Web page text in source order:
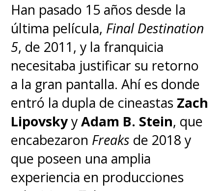
Han pasado 15 años desde la
última película, Final Destination
5, de 2011, y la franquicia
necesitaba justificar su retorno
a la gran pantalla. Ahí es donde
entró la dupla de cineastas Zach
LipovskyyAdam B. Stein, que
encabezaron Freaks de 2018 y
que poseen una amplia
experiencia en producciones